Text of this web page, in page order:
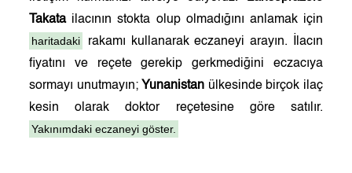
Takatailacının stokta olup olmadığını anlamak için
haritadaki
rakamı kullanarak eczaneyi arayın. İlacın
fiyatını ve reçete gerekip gerkmediğini eczacıya
sormayı unutmayın; Yunanistan ülkesinde birçok ilaç
kesin olarak doktor reçetesine göre satılır.
Yakınımdaki eczaneyi göster.